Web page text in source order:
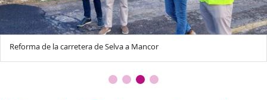
Reforma de la carretera de Selva a Mancor